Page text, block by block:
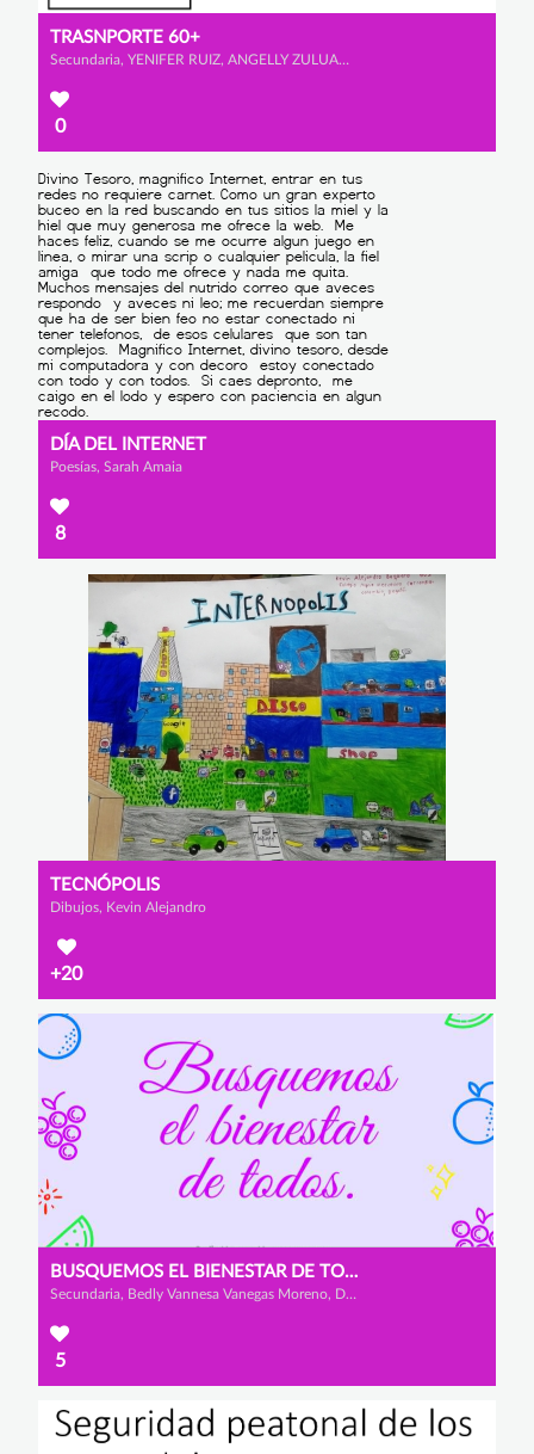
TRASNPORTE 60+
Secundaria, YENIFER RUIZ, ANGELLY ZULUAGA y YURY PUENTES
0
DÍA DEL INTERNET
Poesías, Sarah Amaia
8
TECNÓPOLIS
Dibujos, Kevin Alejandro
+20
BUSQUEMOS EL BIENESTAR DE TODOS
Secundaria, Bedly Vannesa Vanegas Moreno, Dana Carolina Suárez Galeano y Angelly Tatiana Zuluaga Pinilla
5